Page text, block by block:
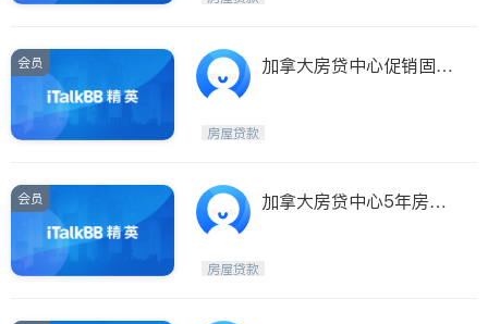
会员
加拿大房贷中心促销固定
房屋贷款
会员
加拿大房贷中心5年房贷
房屋贷款